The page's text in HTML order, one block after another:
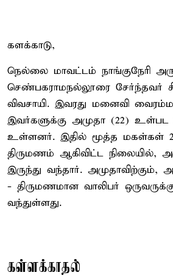
களக்காடு,
நெல்லை மாவட்டம் நாங்குநேரி
செண்பகராமநல்லூரை சேர்ந்தவர்
விவசாயி. இவரது மனைவி
இவர்களுக்கு அமுதா (22)
உள்ளனர். இதில் மூத்த மகள்கள் 2
திருமணம் ஆகிவிட்ட நிலையில்,
இருந்து வந்தார். அமுதாவிற்கும்,
- திருமணமான வாலிபர்
வந்துள்ளது.
கள்ளக்காதல்